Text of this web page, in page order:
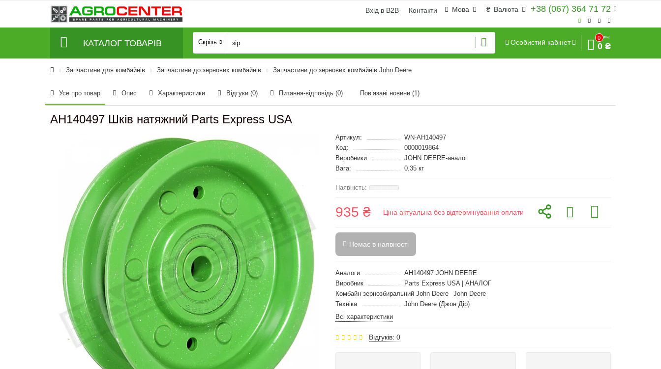
+38 (067) 364 71 72
₴ Валюта
Мова
Вхід в B2B Контакти
КАТАЛОГ ТОВАРІВ Скрізь Особистий кабінет
0
Сума
0 ₴
Запчастини для комбайнів Запчастини до зернових комбайнів Запчастини до зернових комбайнів John Deere
Усе про товар Опис Характеристики Відгуки (0) Питання-відповідь (0) Пов’язані новини (1)
AH140497 Шків натяжний Parts Express USA
Артикул:
WN-AH140497
Код:
0000019864
Виробники
JOHN DEERE-аналог
Вага:
0.35 кг
935 ₴ Ціна актуальна без відтермінування оплати
Немає в наявності
Аналоги
AH140497 JOHN DEERE
Виробник
Parts Express USA | АНАЛОГ
Комбайн зернозбиральний John Deere
John Deere
Техніка
John Deere (Джон Дір)
Всі характеристики
Відгуків: 0